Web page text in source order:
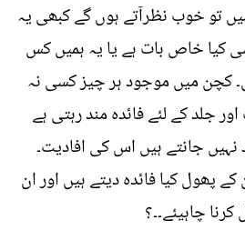
تو خوب نظرآتے ہوں گے کبھی یہ
کیا خاص بات ہے یا یہ ہمیں کس
کچن میں موجود ہر چیز کسی نہ
کے لئے فائدہ مند رہتی ہے
جانتے ہیں اس کی افادیت۔
پھول کیا فائدہ دیتے ہیں اور ان
چاہیئے۔۔؟